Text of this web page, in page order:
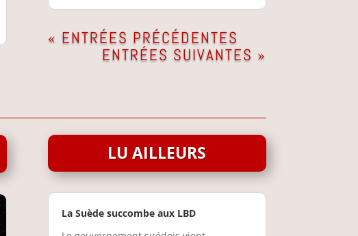
« ENTRÉES PRÉCÉDENTES
ENTRÉES SUIVANTES »
LU AILLEURS
La Suède succombe aux LBD